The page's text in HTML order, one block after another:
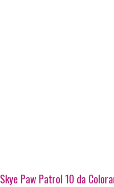
Skye Paw Patrol 10 da